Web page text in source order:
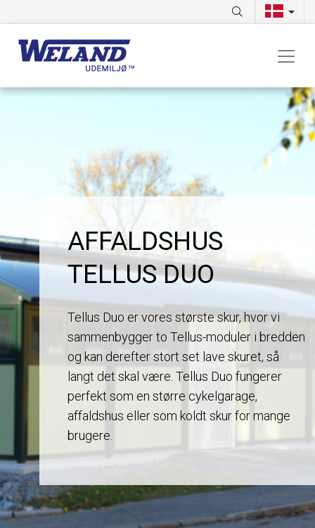
AFFALDSHUS
TELLUS DUO
Tellus Duo er vores største skur, hvor vi
sammenbygger to Tellus-moduler i bredden
og kan derefter stort set lave skuret, så
langt det skal være. Tellus Duo fungerer
perfekt som en større cykelgarage,
affaldshus eller som koldt skur for mange
brugere.